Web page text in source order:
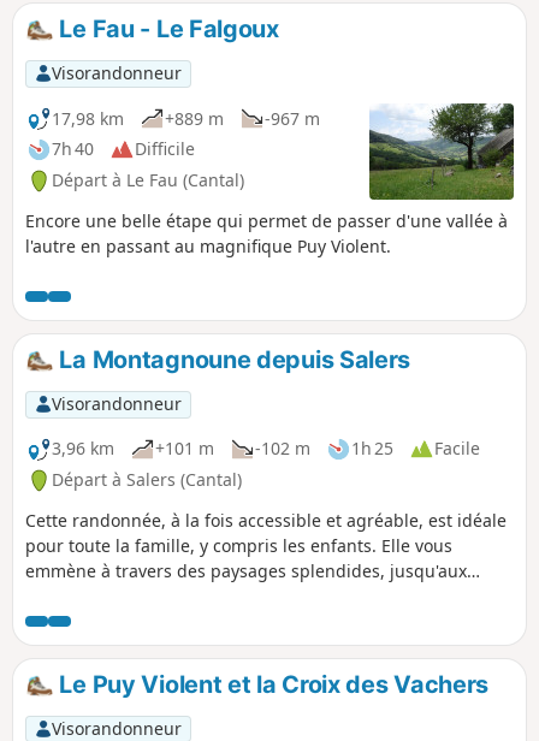
Le Fau - Le Falgoux
Visorandonneur
17,98 km
+889 m
-967 m
7h 40
Difficile
Départ à Le Fau (Cantal)
Encore une belle étape qui permet de passer d'une vallée à
l'autre en passant au magnifique Puy Violent.
La Montagnoune depuis Salers
Visorandonneur
3,96 km
+101 m -102 m 1h 25
Facile
Départ à Salers (Cantal)
Cette randonnée, à la fois accessible et agréable, est idéale
pour toute la famille, y compris les enfants. Elle vous
emmène à travers des paysages splendides, jusqu'aux
témoins d'une tradition montagnarde encore bien vivante.
Une belle occasion de profiter de la nature tout en
découvrant l'authenticité de cette région. Une belle boucle
qui combine nature, patrimoine et vues imprenables.
Le Puy Violent et la Croix des Vachers
Visorandonneur